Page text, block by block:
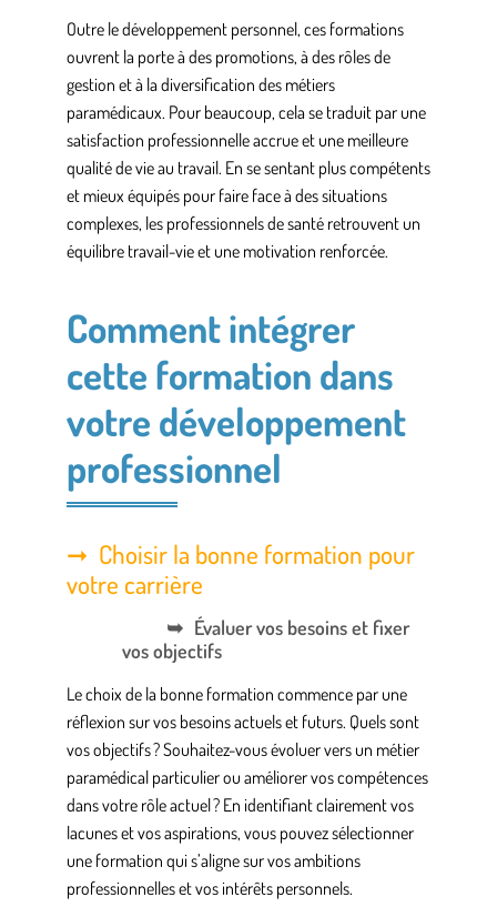
Outre le développement personnel, ces formations
ouvrent la porte à des promotions, à des rôles de
gestion et à la diversification des métiers
paramédicaux. Pour beaucoup, cela se traduit par une
satisfaction professionnelle accrue et une meilleure
qualité de vie au travail. En se sentant plus compétents
et mieux équipés pour faire face à des situations
complexes, les professionnels de santé retrouvent un
équilibre travail-vie et une motivation renforcée.
Comment intégrer
cette formation dans
votre développement
professionnel
Choisir la bonne formation pour
votre carrière
Évaluer vos besoins et fixer
vos objectifs
Le choix de la bonne formation commence par une
réflexion sur vos besoins actuels et futurs. Quels sont
vos objectifs ? Souhaitez-vous évoluer vers un métier
paramédical particulier ou améliorer vos compétences
dans votre rôle actuel ? En identifiant clairement vos
lacunes et vos aspirations, vous pouvez sélectionner
une formation qui s’aligne sur vos ambitions
professionnelles et vos intérêts personnels.